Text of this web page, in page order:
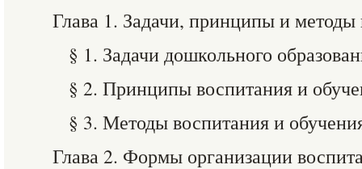
Глава 1. Задачи, принципы и методы
§ 1. Задачи дошкольного
§ 2. Принципы воспитания и
§ 3. Методы воспитания и
Глава 2. Формы организации